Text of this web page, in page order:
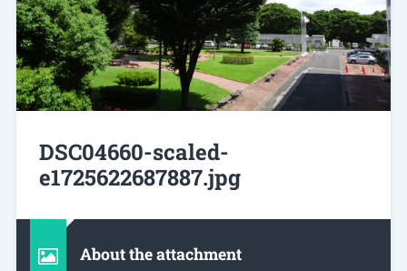
DSC04660-scaled-
e1725622687887.jpg
About the attachment